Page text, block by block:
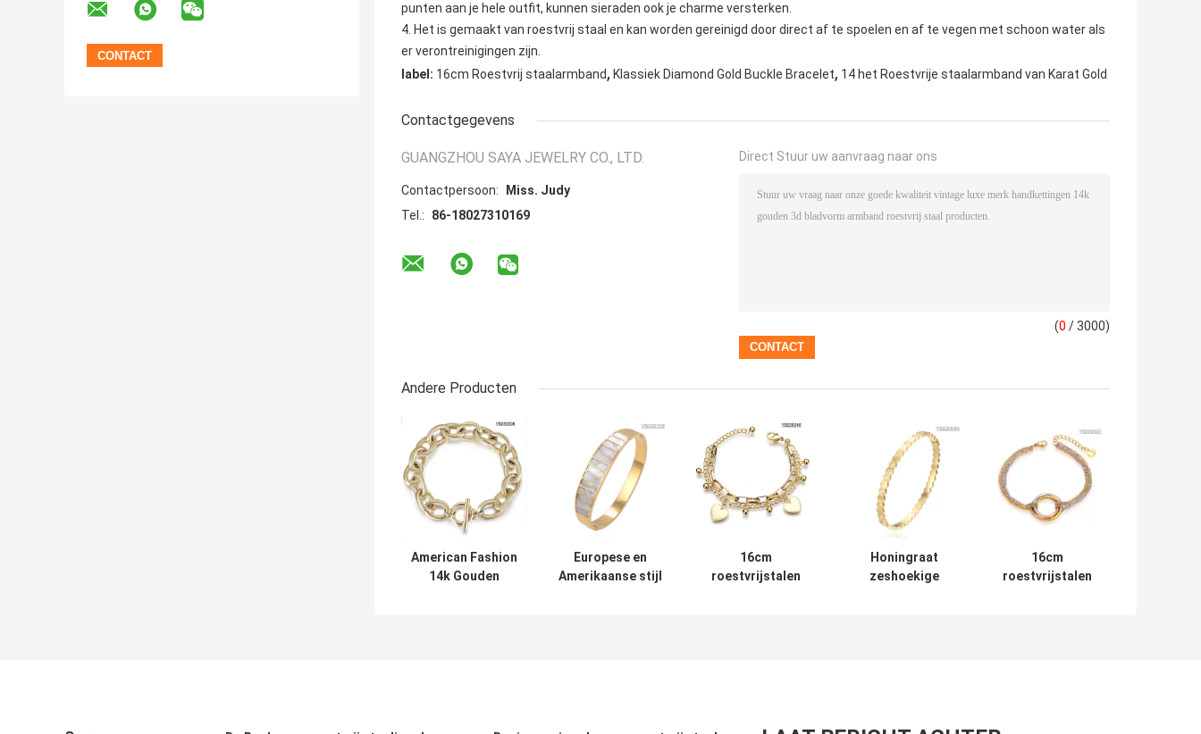
punten aan je hele outfit, kunnen sieraden ook je charme versterken.
4. Het is gemaakt van roestvrij staal en kan worden gereinigd door direct af te spoelen en af ​​te vegen met schoon water als
er verontreinigingen zijn.
label: 16cm Roestvrij staalarmband, Klassiek Diamond Gold Buckle Bracelet, 14 het Roestvrije staalarmband van Karat Gold
Contactgegevens
GUANGZHOU SAYA JEWELRY CO., LTD.
Contactpersoon:
Miss. Judy
Tel.:
86-18027310169
Direct Stuur uw aanvraag naar ons
(0 / 3000)
Andere Producten
American Fashion
14k Gouden
Europese en
Amerikaanse stijl
16cm
roestvrijstalen
Honingraat
zeshoekige
16cm
roestvrijstalen